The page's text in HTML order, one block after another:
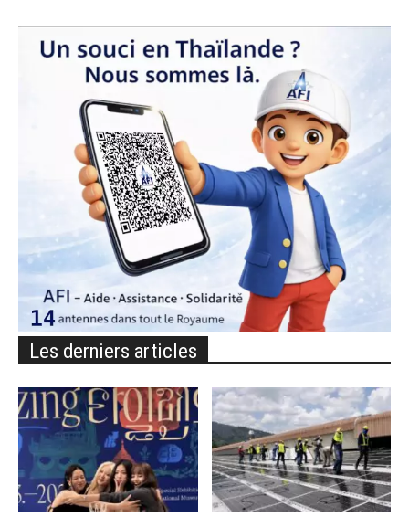
Les derniers articles